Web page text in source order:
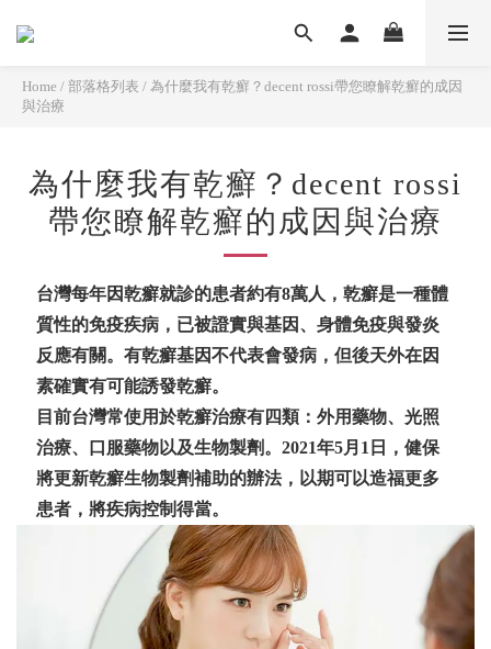
Home / 部落格列表 / 為什麼我有乾癬？decent rossi帶您瞭解乾癬的成因
與治療
為什麼我有乾癬？decent rossi
帶您瞭解乾癬的成因與治療
台灣每年因乾癬就診的患者約有8萬人，乾癬是一種體
質性的免疫疾病，已被證實與基因、身體免疫與發炎
反應有關。有乾癬基因不代表會發病，但後天外在因
素確實有可能誘發乾癬。
目前台灣常使用於乾癬治療有四類：外用藥物、光照
治療、口服藥物以及生物製劑。 2021年5月 1 日，健保
將更新乾癬生物製劑補助的辦法，以期可以造福更多
患者，將疾病控制得當。